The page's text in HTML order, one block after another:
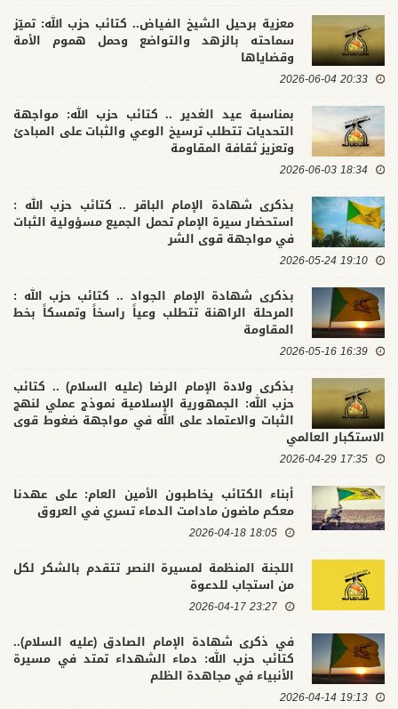
معزية برحيل الشيخ الفياض.. كتائب حزب الله: تميّز
سماحته بالزهد والتواضع وحمل هموم الأمة
وقضاياها
20:33 2026-06-04
بمناسبة عيد الغدير .. كتائب حزب الله: مواجهة
التحديات تتطلب ترسيخ الوعي والثبات على المبادئ
وتعزيز ثقافة المقاومة
18:34 2026-06-03
بذكرى شهادة الإمام الباقر .. كتائب حزب الله :
استحضار سيرة الإمام تحمل الجميع مسؤولية الثبات
في مواجهة قوى الشر
19:10 2026-05-24
بذكرى شهادة الإمام الجواد .. كتائب حزب الله :
المرحلة الراهنة تتطلب وعياً راسخاً وتمسكاً بخط
المقاومة
16:39 2026-05-16
بذكرى ولادة الإمام الرضا (عليه السلام) .. كتائب
حزب الله: الجمهورية الإسلامية نموذج عملي لنهج
الثبات والاعتماد على الله في مواجهة ضغوط قوى
الاستكبار العالمي
17:35 2026-04-29
أبناء الكتائب يخاطبون الأمين العام: على عهدنا
معكم ماضون مادامت الدماء تسري في العروق
18:05 2026-04-18
اللجنة المنظمة لمسيرة النصر تتقدم بالشكر لكل
من استجاب للدعوة
23:27 2026-04-17
في ذكرى شهادة الإمام الصادق (عليه السلام)..
كتائب حزب الله: دماء الشهداء تمتد في مسيرة
الأنبياء في مجاهدة الظلم
19:13 2026-04-14